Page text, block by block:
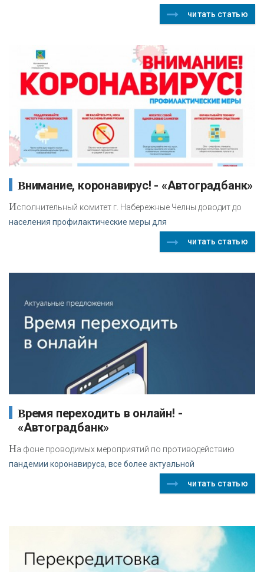
читать статью
Внимание, коронавирус! - «Автоградбанк»
Исполнительный комитет г. Набережные Челны доводит до
населения профилактические меры для
читать статью
Время переходить в онлайн! -
«Автоградбанк»
На фоне проводимых мероприятий по противодействию
пандемии коронавируса, все более актуальной
читать статью